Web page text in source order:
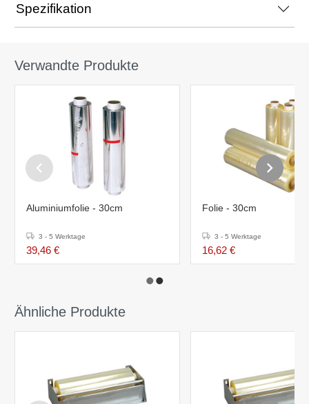
Spezifikation
Verwandte Produkte
Aluminiumfolie - 30cm
3 - 5 Werktage
39,46 €
Folie - 30cm
3 - 5 Werktage
16,62 €
Ähnliche Produkte